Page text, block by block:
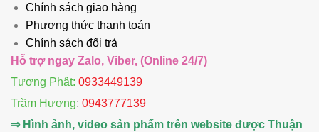
Chính sách giao hàng
Phương thức thanh toán
Chính sách đổi trả
Hỗ trợ ngay Zalo, Viber, (Online 24/7)
Tượng Phật: 0933449139
Trầm Hương: 0943777139
⇒ Hình ảnh, video sản phẩm trên website được Thuận